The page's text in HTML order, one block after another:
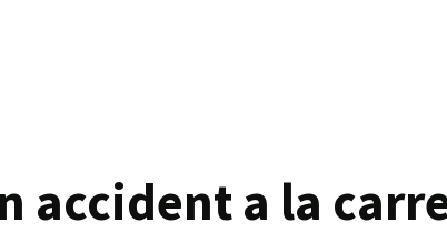
accident a la